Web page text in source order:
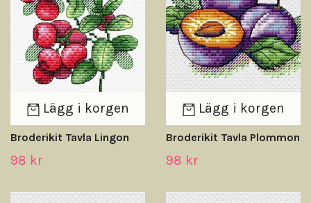
Lägg i korgen
Broderikit Tavla Lingon
98 kr
Lägg i korgen
Broderikit Tavla Plommon
98 kr